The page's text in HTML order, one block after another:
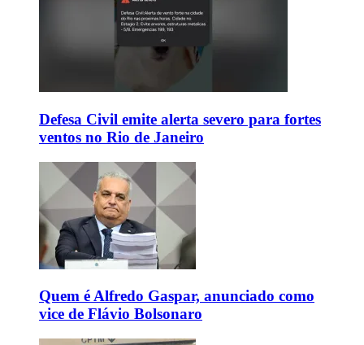
Defesa Civil emite alerta severo para fortes
ventos no Rio de Janeiro
Quem é Alfredo Gaspar, anunciado como
vice de Flávio Bolsonaro